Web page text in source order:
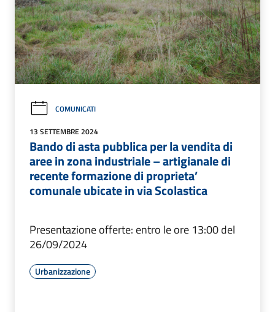
COMUNICATI
13 SETTEMBRE 2024
Bando di asta pubblica per la vendita di
aree in zona industriale – artigianale di
recente formazione di proprieta’
comunale ubicate in via Scolastica
Presentazione offerte: entro le ore 13:00 del
26/09/2024
Urbanizzazione